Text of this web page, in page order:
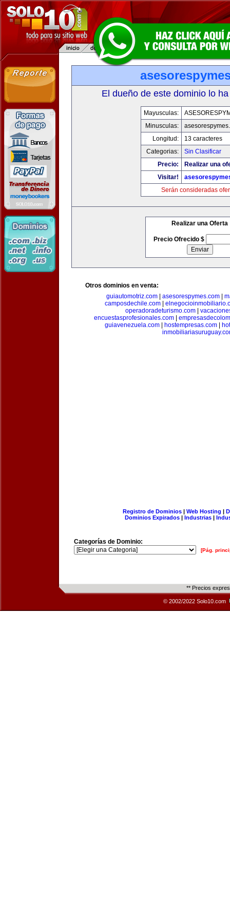
El dueño de este dominio lo
Mayusculas:
Minusculas:
Longitud:
13 caracteres
Categorias:
Sin Clasificar
Precio:
Realizar una
Visitar!
Serán consideradas
Realizar una Oferta
Precio Ofrecido $
Otros dominios en venta:
guiautomotriz.com
asesorespymes.com
camposdechile.com
operadoradeturismo.com
encuestasprofesionales.com|
guiavenezuela.com| hostempresas.com|
Registro de Dominios| Web Hosting |
Dominios Expirados | Industrias |
Categorías de Dominio:
[Pág.
** Precios
© 2002/2022 Solo10.com